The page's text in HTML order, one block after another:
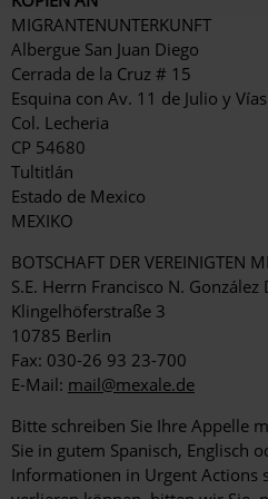
MIGRANTENUNTERKUNFT
Albergue San Juan Diego
Cerrada de la Cruz # 15
Esquina con Av. 11 de Julio y
Col. Lecheria
CP 54680
Tultitlán
Estado de Mexico
MEXIKO
BOTSCHAFT DER VEREINIGTEN
S.E. Herrn Francisco N. González
Klingelhöferstraße 3
10785 Berlin
Fax: 030-26 93 23-700
E-Mail: mail@mexale.de
Bitte schreiben Sie Ihre Appelle
Sie in gutem Spanisch, Englisch
Informationen in Urgent Actions